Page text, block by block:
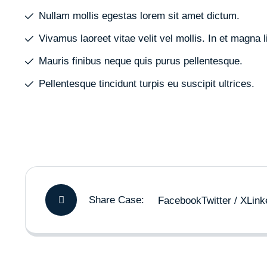
Nullam mollis egestas lorem sit amet dictum.
Vivamus laoreet vitae velit vel mollis. In et magna
Mauris finibus neque quis purus pellentesque.
Pellentesque tincidunt turpis eu suscipit ultrices.
Share Case: FacebookTwitter / X